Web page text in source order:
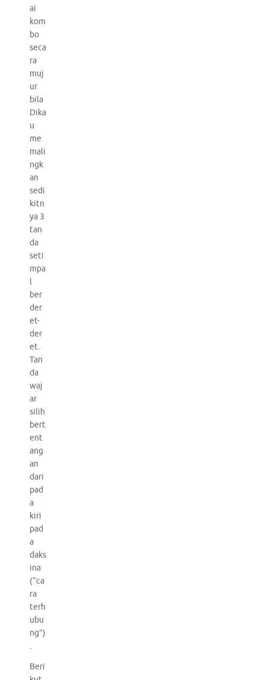
ai
kom
bo
seca
ra
muj
ur
bila
Dika
u
me
mali
ngk
an
sedi
kitn
ya 3
tan
da
seti
mpa
l
ber
der
et-
der
et.
Tan
da
waj
ar
silih
bert
ent
ang
an
dari
pad
a
kiri
pad
a
daks
ina
(“ca
ra
terh
ubu
ng”)
.
Beri